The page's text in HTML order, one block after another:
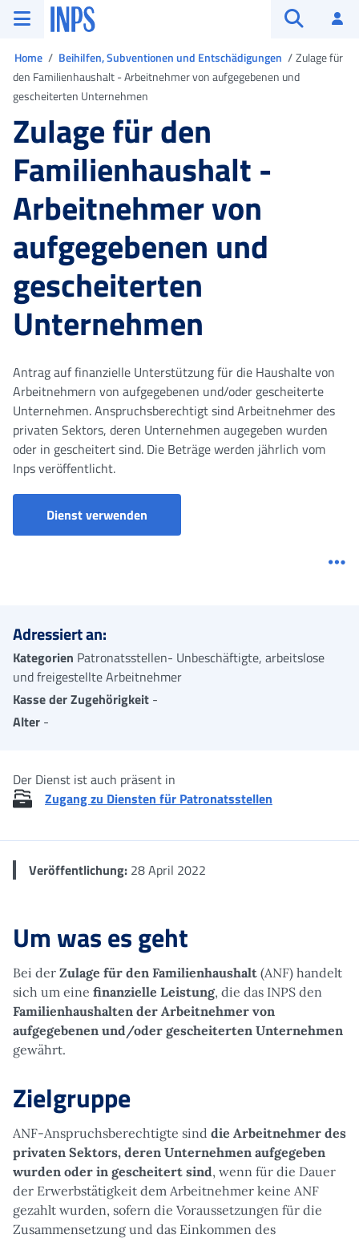
Zum Hauptmenü
Zum Hauptinhalt springen
Zu der Fußzeile
INPS ()
Home Beihilfen, Subventionen und Entschädigungen
Zulage für
den Familienhaushalt - Arbeitnehmer von aufgegebenen und
gescheiterten Unternehmen
Zulage für den
Familienhaushalt -
Arbeitnehmer von
aufgegebenen und
gescheiterten
Unternehmen
Antrag auf finanzielle Unterstützung für die Haushalte von
Arbeitnehmern von aufgegebenen und/oder gescheiterte
Unternehmen. Anspruchsberechtigt sind Arbeitnehmer des
privaten Sektors, deren Unternehmen augegeben wurden
oder in gescheitert sind. Die Beträge werden jährlich vom
Inps veröffentlicht.
Dienst verwenden
Adressiert an:
Kategorien Patronatsstellen- Unbeschäftigte, arbeitslose
und freigestellte Arbeitnehmer
Kasse der Zugehörigkeit -
Alter -
Der Dienst ist auch präsent in
Zugang zu Diensten für Patronatsstellen
Veröffentlichung: 28 April 2022
Um was es geht
Bei der Zulage für den Familienhaushalt (ANF) handelt
sich um eine finanzielle Leistung, die das INPS den
Familienhaushalten der Arbeitnehmer von
aufgegebenen und/oder gescheiterten Unternehmen
gewährt.
Zielgruppe
ANF-Anspruchsberechtigte sind die Arbeitnehmer des
privaten Sektors, deren Unternehmen aufgegeben
wurden oder in gescheitert sind, wenn für die Dauer
der Erwerbstätigkeit dem Arbeitnehmer keine ANF
gezahlt wurden, sofern die Voraussetzungen für die
Zusammensetzung und das Einkommen des